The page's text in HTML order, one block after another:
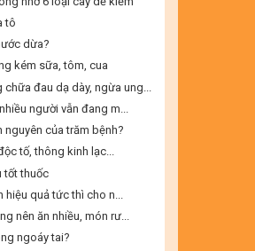
tô
dừa?
kém sữa, tôm, cua
đau dạ dày, ngừa ung...
người vẫn đang m...
nguyên của trăm bệnh?
tố, thông kinh lạc...
tốt thuốc
quả tức thì cho n...
nên ăn nhiều, món rư...
ngoáy tai?